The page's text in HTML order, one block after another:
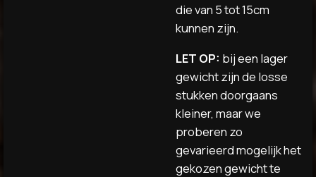
die van 5 tot 15cm
kunnen zijn.
LET OP: bij een lager
gewicht zijn de losse
stukken doorgaans
kleiner, maar we
proberen zo
gevarieerd mogelijk het
gekozen gewicht te